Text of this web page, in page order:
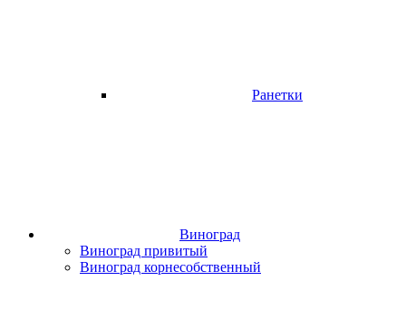
Ранетки
Виноград
Виноград привитый
Виноград корнесобственный